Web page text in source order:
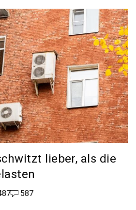
lieber, als die
Likes
587 Kommentare
587